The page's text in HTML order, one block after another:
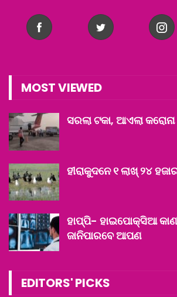
MOST VIEWED
ସରଲା ଟକା, ଆଏଲା କରୋନା
ହୀରାକୁଦନେ ୧ ଲାଖ୍‌ ୨୪
ହାପ୍ପି- ହାଇପୋକ୍ସିଆ
ଜାନିପାରବେ ଆପଣ
EDITORS' PICKS